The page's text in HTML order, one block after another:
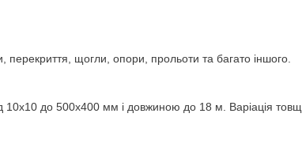
перекриття, щогли, опори, прольоти та багато іншого.
10х10 до 500х400 мм і довжиною до 18 м. Варіація